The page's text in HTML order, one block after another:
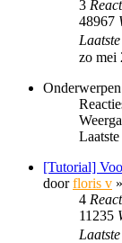
3
48967
zo mei
Onderwerpen
[Tutorial]
doorfloris v »
4
11235